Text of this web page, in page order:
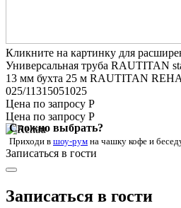
Кликните на картинку для
Универсальная труба RAUTITAN
13 мм бухта 25 м RAUTITAN
025/11315051025
Цена по запросу Р
Цена по запросу Р
Сложно выбрать?
Приходи в шоу-рум на чашку кофе и
Записаться в гости
Записаться в гости